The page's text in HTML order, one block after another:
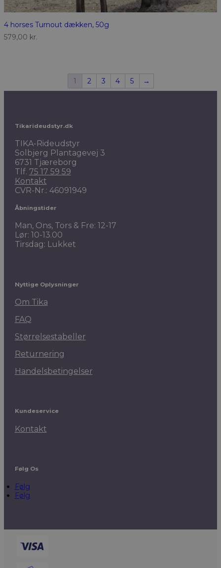
4 horses Turnout dækken, 50g
579,00 kr.
1 2 3 4 5 →
Tikarideudstyr.dk
TIKA-Rideudstyr
Solbjerg Plantagevej 3
6731 Tjæreborg
Tlf. 75 17 59 59
Kontakt
CVR-Nr.: 46091949
Åbningstider
Man, Ons, Tors & Fre: 12-17
Lør: 10-13.00
Tirsdag: Lukket
Nyttige Oplysninger
Om Tika
FAQ
Størrelsestabeller
Returnering
Handelsbetingelser
Kundeservice
Kontakt
Følg Os
Følg
Følg